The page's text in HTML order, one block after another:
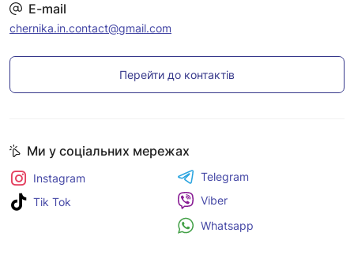
онлайн з доставкою по Україні. Асортимент регулярно
оновлюється, щоб ви могли знаходити актуальні матеріали
для творчості, оформлення свят та професійного
E-mail
chernika.in.contact@gmail.com
Перейти до контактів
Ми у соціальних мережах
Instagram
Tik Tok
Telegram
Viber
Whatsapp